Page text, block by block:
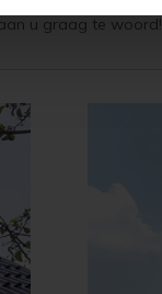
u graag te woord!